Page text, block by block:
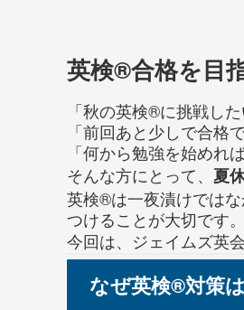
英検®合格を目
「秋の英検®に挑戦した
「前回あと少しで合格
「何から勉強を始めれ
そんな方にとって、 夏
英検®は一夜漬けでは
つけることが大切です。
今回は、ジェイムズ英
なぜ英検®対策